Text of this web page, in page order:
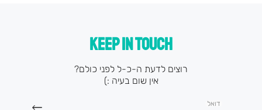
KEEP IN TOUCH
רוצים לדעת ה-כ-ל לפני כולם?
אין שום בעיה :)
דואל